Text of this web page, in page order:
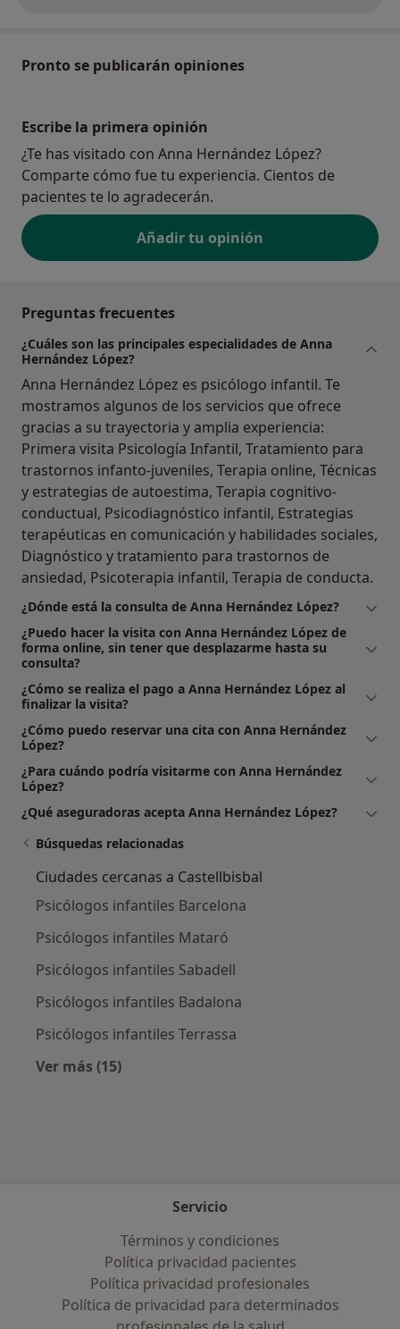
Pronto se publicarán opiniones
Escribe la primera opinión
¿Te has visitado con Anna Hernández López?
Comparte cómo fue tu experiencia. Cientos de
pacientes te lo agradecerán.
Añadir tu opinión
Preguntas frecuentes
¿Cuáles son las principales especialidades de Anna
Hernández López?
Anna Hernández López es psicólogo infantil. Te
mostramos algunos de los servicios que ofrece
gracias a su trayectoria y amplia experiencia:
Primera visita Psicología Infantil, Tratamiento para
trastornos infanto-juveniles, Terapia online, Técnicas
y estrategias de autoestima, Terapia cognitivo-
conductual, Psicodiagnóstico infantil, Estrategias
terapéuticas en comunicación y habilidades sociales,
Diagnóstico y tratamiento para trastornos de
ansiedad, Psicoterapia infantil, Terapia de conducta.
¿Dónde está la consulta de Anna Hernández López?
¿Puedo hacer la visita con Anna Hernández López de
forma online, sin tener que desplazarme hasta su
consulta?
¿Cómo se realiza el pago a Anna Hernández López al
finalizar la visita?
¿Cómo puedo reservar una cita con Anna Hernández
López?
¿Para cuándo podría visitarme con Anna Hernández
López?
¿Qué aseguradoras acepta Anna Hernández López?
Búsquedas relacionadas
Ciudades cercanas a Castellbisbal
Psicólogos infantiles Barcelona
Psicólogos infantiles Mataró
Psicólogos infantiles Sabadell
Psicólogos infantiles Badalona
Psicólogos infantiles Terrassa
Ver más (15)
Servicio
Términos y condiciones
Política privacidad pacientes
Política privacidad profesionales
Política de privacidad para determinados